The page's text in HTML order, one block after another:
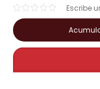
☆☆☆☆☆
8. neveras
9. aire-